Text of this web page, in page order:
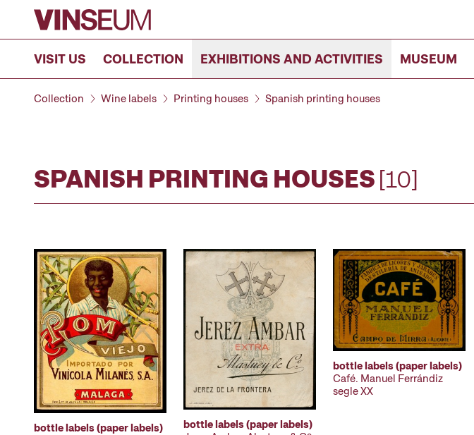
Go to content
VISIT US COLLECTION EXHIBITIONS AND ACTIVITIES MUSEUM
Collection Wine labels Printing houses Spanish printing houses
SPANISH PRINTING HOUSES[10]
bottle labels (paper labels)
bottle labels (paper labels)
bottle labels (paper labels)
Café. Manuel Ferrándiz
segle XX